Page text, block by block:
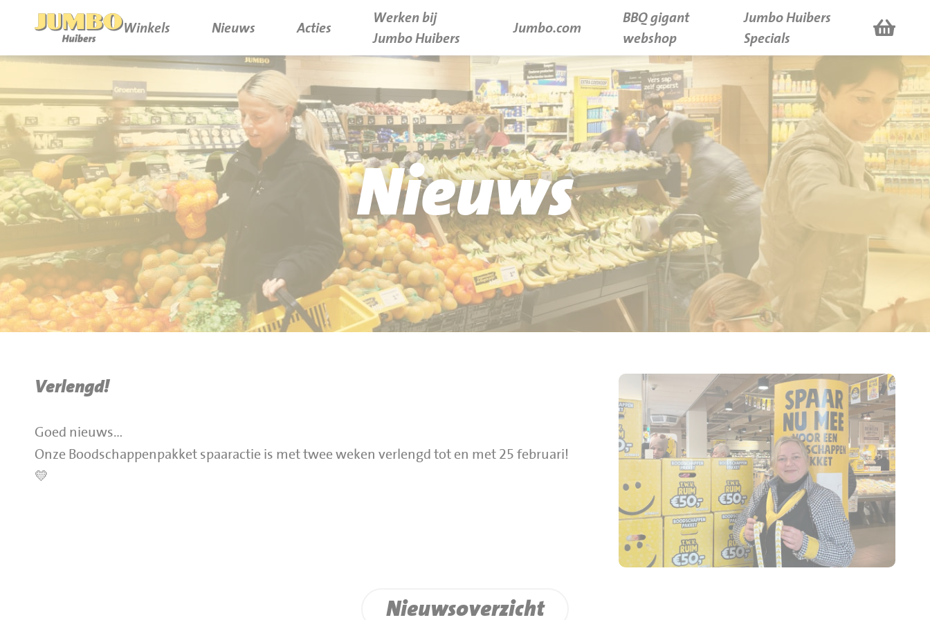
Winkels Nieuws Acties
Werken bij
Jumbo Huibers
Jumbo.com
BBQ gigant
webshop
Jumbo Huibers
Specials
P.W.A. Park
Bruïneplein
Petenbos
Nieuws
Acties
Werken bij Jumbo Huibers
Vacatures en Solliciteren
Werken en leren
Jumbo.com
BBQ gigant webshop
Nieuws
Verlengd!
Goed nieuws…
Onze Boodschappenpakket spaaractie is met twee weken verlengd tot en met 25 februari!
💛
Nieuwsoverzicht